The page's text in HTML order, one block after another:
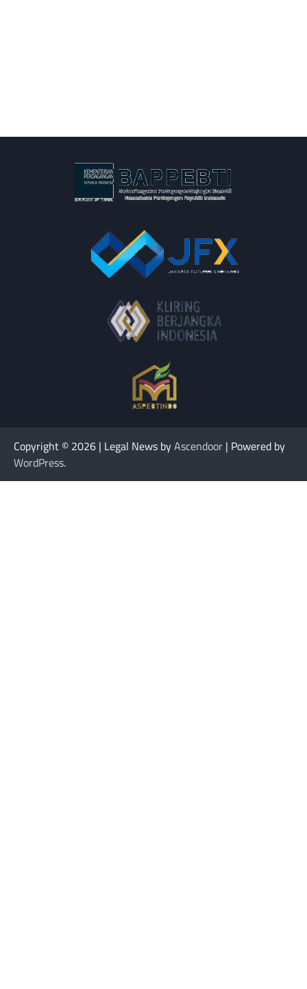
Copyright © 2026 | Legal News byAscendoor | Powered by
WordPress.